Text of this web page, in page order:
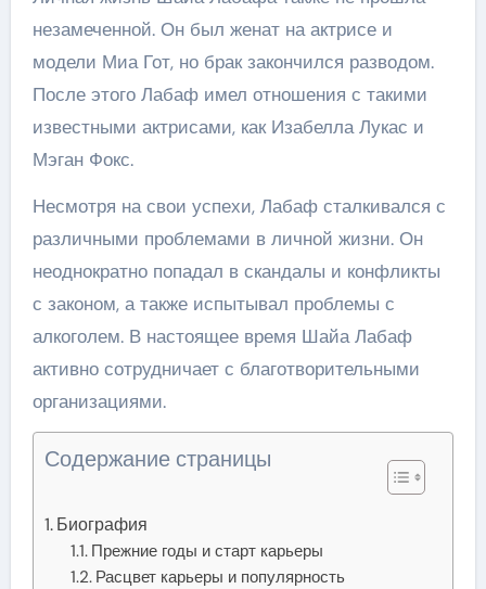
незамеченной. Он был женат на актрисе и
модели Миа Гот, но брак закончился разводом.
После этого Лабаф имел отношения с такими
известными актрисами, как Изабелла Лукас и
Мэган Фокс.
Несмотря на свои успехи, Лабаф сталкивался с
различными проблемами в личной жизни. Он
неоднократно попадал в скандалы и конфликты
с законом, а также испытывал проблемы с
алкоголем. В настоящее время Шайа Лабаф
активно сотрудничает с благотворительными
организациями.
Содержание страницы
Биография
Прежние годы и старт карьеры
Расцвет карьеры и популярность